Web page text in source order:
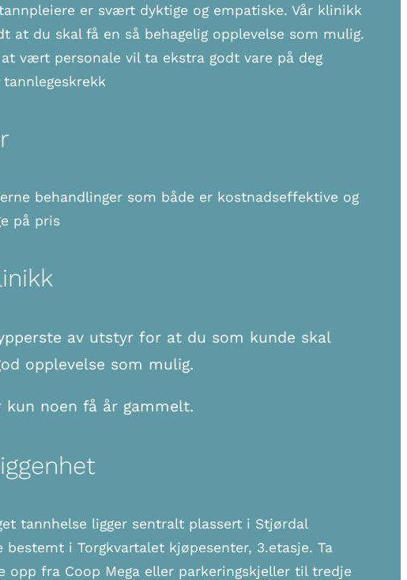
er svært dyktige og empatiske. Vår klinikk
at du skal få en så behagelig opplevelse som mulig.
vært personale vil ta ekstra godt vare på deg
behandlinger som både er kostnadseffektive og
på pris
av utstyr for at du som kunde skal
opplevelse som mulig.
noen få år gammelt.
tannhelse ligger sentralt plassert i Stjørdal
i Torgkvartalet kjøpesenter, 3.etasje. Ta
opp fra Coop Mega eller parkeringskjeller til tredje